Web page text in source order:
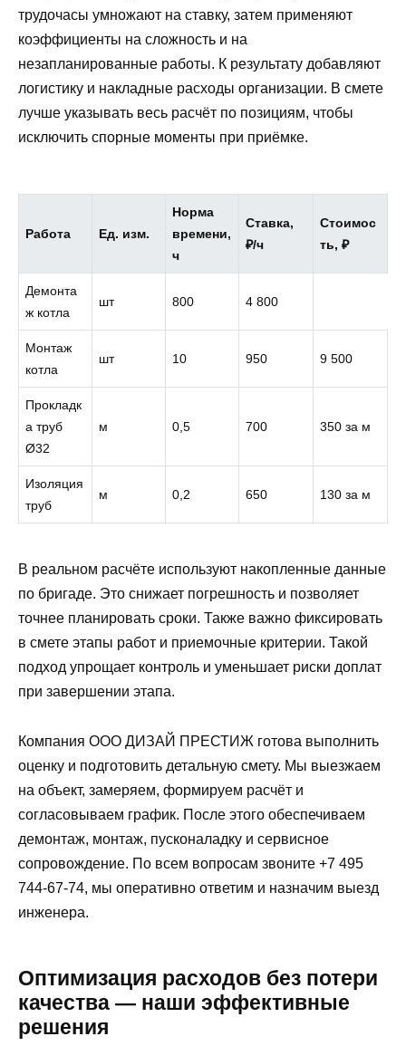
трудочасы умножают на ставку, затем применяют
коэффициенты на сложность и на
незапланированные работы. К результату добавляют
логистику и накладные расходы организации. В смете
лучше указывать весь расчёт по позициям, чтобы
исключить спорные моменты при приёмке.
Работа Ед. изм.
Норма
времени,
ч
Ставка,
₽/ч
Стоимос
ть, ₽
Демонта
ж котла
шт 800 4 800
Монтаж
котла
шт 10 950 9 500
Прокладк
а труб
Ø32
м 0,5 700 350 за м
Изоляция
труб
м 0,2 650 130 за м
В реальном расчёте используют накопленные данные
по бригаде. Это снижает погрешность и позволяет
точнее планировать сроки. Также важно фиксировать
в смете этапы работ и приемочные критерии. Такой
подход упрощает контроль и уменьшает риски доплат
при завершении этапа.
Компания ООО ДИЗАЙ ПРЕСТИЖ готова выполнить
оценку и подготовить детальную смету. Мы выезжаем
на объект, замеряем, формируем расчёт и
согласовываем график. После этого обеспечиваем
демонтаж, монтаж, пусконаладку и сервисное
сопровождение. По всем вопросам звоните +7 495
744-67-74, мы оперативно ответим и назначим выезд
инженера.
Оптимизация расходов без потери
качества — наши эффективные
решения